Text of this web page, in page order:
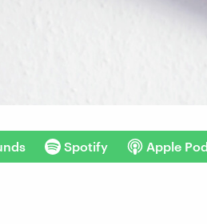
Spotify Apple